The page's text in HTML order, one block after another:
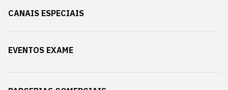
CANAIS ESPECIAIS
EVENTOS EXAME